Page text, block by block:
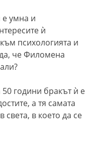
е умна и
ѝ
психологията и
че Филомена
години бракът ѝ е
а тя самата
в което да се